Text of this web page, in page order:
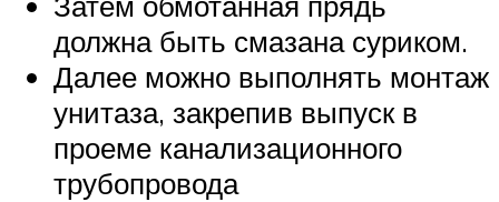
должна быть смазана суриком.
Далее можно выполнять монтаж
унитаза, закрепив выпуск в
проеме канализационного
трубопровода